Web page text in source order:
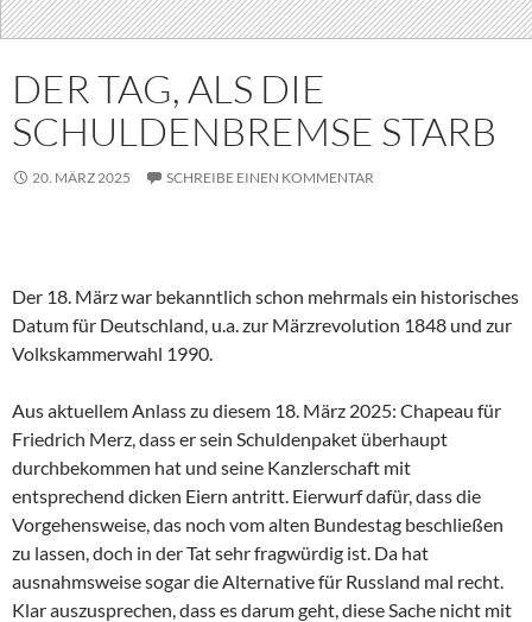
DER TAG, ALS DIE
SCHULDENBREMSE STARB
20. MÄRZ 2025 SCHREIBE EINEN KOMMENTAR
Der 18. März war bekanntlich schon mehrmals ein historisches
Datum für Deutschland, u.a. zur Märzrevolution 1848 und zur
Volkskammerwahl 1990.
Aus aktuellem Anlass zu diesem 18. März 2025: Chapeau für
Friedrich Merz, dass er sein Schuldenpaket überhaupt
durchbekommen hat und seine Kanzlerschaft mit
entsprechend dicken Eiern antritt. Eierwurf dafür, dass die
Vorgehensweise, das noch vom alten Bundestag beschließen
zu lassen, doch in der Tat sehr fragwürdig ist. Da hat
ausnahmsweise sogar die Alternative für Russland mal recht.
Klar auszusprechen, dass es darum geht, diese Sache nicht mit